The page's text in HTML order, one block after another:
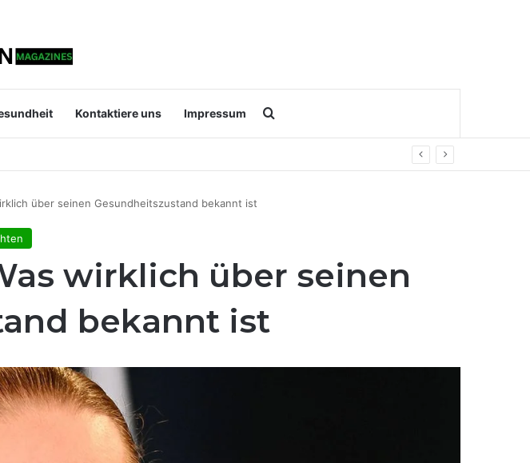
Kontaktiere uns Impressum
Beziehung zu Florian Silbereisen
über seinen Gesundheitszustand bekannt ist
wirklich über seinen
bekannt ist